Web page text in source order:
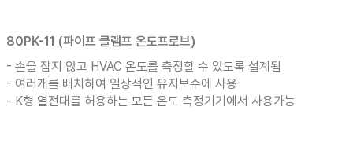
80PK-11 (파이프 클램프 온도프로브)
- 손을 잡지 않고 HVAC 온도를 측정할 수 있도록 설계됨
- 여러개를 배치하여 일상적인 유지보수에 사용
- K형 열전대를 허용하는 모든 온도 측정기기에서 사용가능